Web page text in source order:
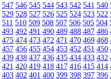
547 546 545 544 543 542 541 540
529 528 527 526 525 524 523 522
511 510 509 508 507 506 505 504
493 492 491 490 489 488 487 486
475 474 473 472 471 470 469 468
457 456 455 454 453 452 451 450
439 438 437 436 435 434 433 432
421 420 419 418 417 416 415 414
403 402 401 400 399 398 397 396